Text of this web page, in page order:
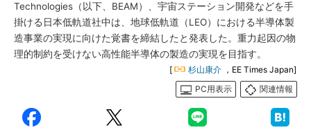
Technologies（以下、BEAM）、宇宙ステーション開発などを手
掛ける日本低軌道社中は、地球低軌道（LEO）における半導体製
造事業の実現に向けた覚書を締結したと発表した。重力起因の物
理的制約を受けない高性能半導体の製造の実現を目指す。
[ 杉山康介 ，EE Times Japan]
PC用表示
関連情報